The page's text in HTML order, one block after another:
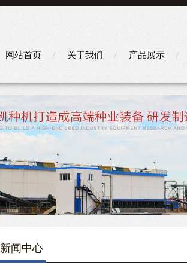
网站首页 关于我们 产品展示
新闻中心